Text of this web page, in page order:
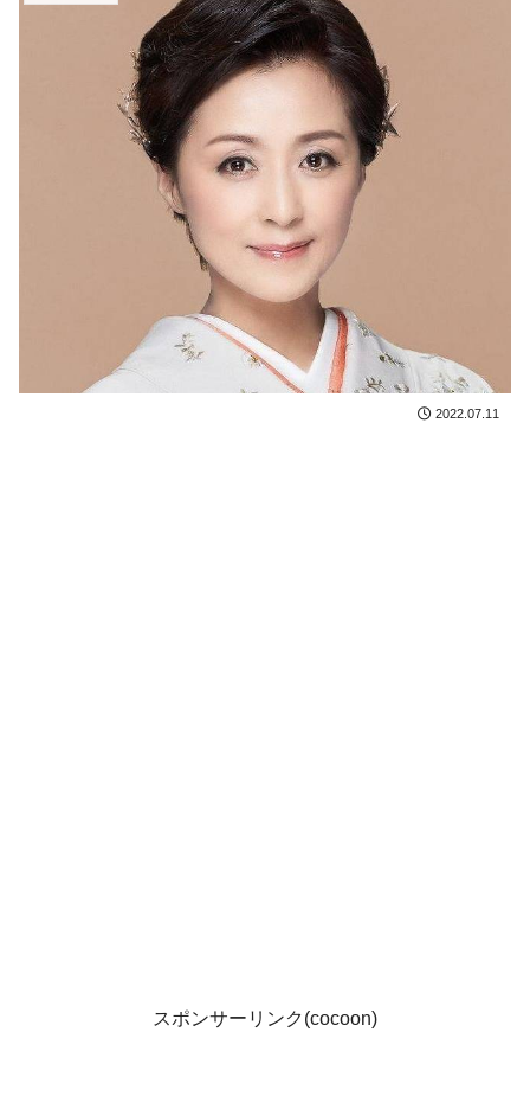
2022.07.11
スポンサーリンク(cocoon)